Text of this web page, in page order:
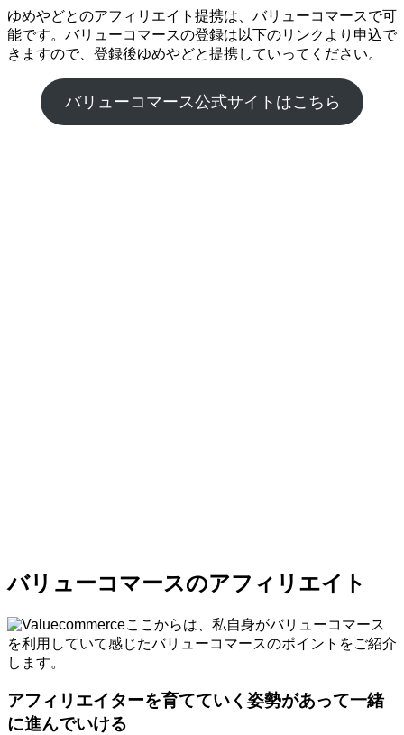
ゆめやどとのアフィリエイト提携は、バリューコマースで可
能です。バリューコマースの登録は以下のリンクより申込で
きますので、登録後ゆめやどと提携していってください。
バリューコマース公式サイトはこちら
バリューコマースのアフィリエイト
ここからは、私自身がバリューコマース
を利用していて感じたバリューコマースのポイントをご紹介
します。
アフィリエイターを育てていく姿勢があって一緒
に進んでいける